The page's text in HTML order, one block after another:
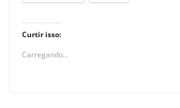
Curtir isso:
Carregando...